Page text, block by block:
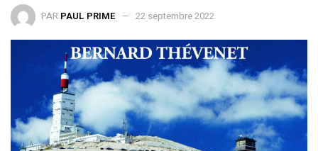
PAR PAUL PRIME 22 septembre 2022